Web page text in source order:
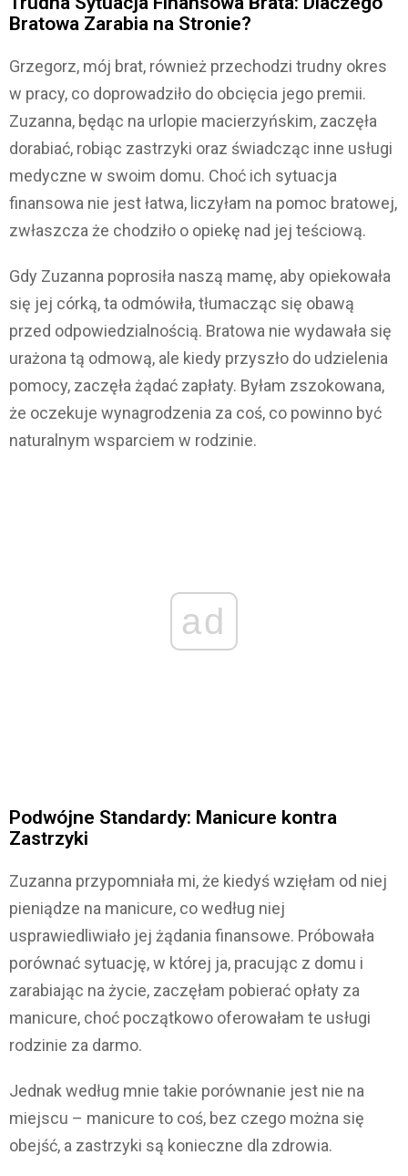
Bratowa Zarabia na Stronie?
Grzegorz, mój brat, również przechodzi trudny okres
w pracy, co doprowadziło do obcięcia jego premii.
Zuzanna, będąc na urlopie macierzyńskim, zaczęła
dorabiać, robiąc zastrzyki oraz świadcząc inne usługi
medyczne w swoim domu. Choć ich sytuacja
finansowa nie jest łatwa, liczyłam na pomoc bratowej,
zwłaszcza że chodziło o opiekę nad jej teściową.
Gdy Zuzanna poprosiła naszą mamę, aby opiekowała
się jej córką, ta odmówiła, tłumacząc się obawą
przed odpowiedzialnością. Bratowa nie wydawała się
urażona tą odmową, ale kiedy przyszło do udzielenia
pomocy, zaczęła żądać zapłaty. Byłam zszokowana,
że oczekuje wynagrodzenia za coś, co powinno być
naturalnym wsparciem w rodzinie.
ad
Podwójne Standardy: Manicure kontra
Zastrzyki
Zuzanna przypomniała mi, że kiedyś wzięłam od niej
pieniądze na manicure, co według niej
usprawiedliwiało jej żądania finansowe. Próbowała
porównać sytuację, w której ja, pracując z domu i
zarabiając na życie, zaczęłam pobierać opłaty za
manicure, choć początkowo oferowałam te usługi
rodzinie za darmo.
Jednak według mnie takie porównanie jest nie na
miejscu – manicure to coś, bez czego można się
obejść, a zastrzyki są konieczne dla zdrowia.